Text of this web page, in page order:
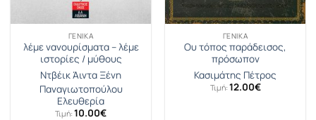
ΓΕΝΙΚΆ
λέμε νανουρίσματα – λέμε
ιστορίες / μύθους
Ντβέικ Άιντα Ξένη
Παναγιωτοπούλου
Ελευθερία
Τιμή: 10.00€
ΓΕΝΙΚΆ
Ου τόπος παράδεισος,
πρόσωπον
Κασιμάτης Πέτρος
Τιμή: 12.00€